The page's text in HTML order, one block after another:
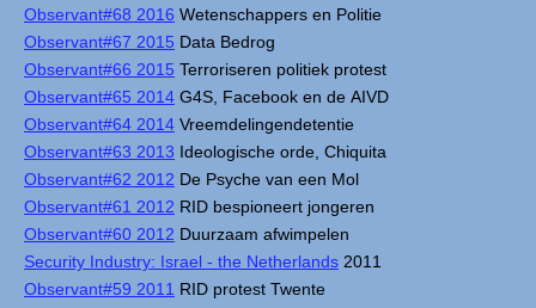
Observant#68 2016 Wetenschappers en Politie
Observant#67 2015 Data Bedrog
Observant#66 2015 Terroriseren politiek protest
Observant#65 2014 G4S, Facebook en de AIVD
Observant#64 2014 Vreemdelingendetentie
Observant#63 2013 Ideologische orde, Chiquita
Observant#62 2012 De Psyche van een Mol
Observant#61 2012 RID bespioneert jongeren
Observant#60 2012 Duurzaam afwimpelen
Security Industry: Israel - the Netherlands 2011
Observant#59 2011 RID protest Twente